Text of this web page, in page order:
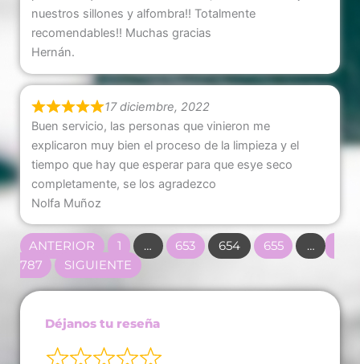
nuestros sillones y alfombra!! Totalmente
recomendables!! Muchas gracias
Hernán.
17 diciembre, 2022
Buen servicio, las personas que vinieron me
explicaron muy bien el proceso de la limpieza y el
tiempo que hay que esperar para que esye seco
completamente, se los agradezco
Nolfa Muñoz
Navegación
de
reseñas
ANTERIOR PÁGINA
1 … PÁGINA
653 PÁGINA
654 PÁGINA
655 …
787
SIGUIENTE
Déjanos tu reseña